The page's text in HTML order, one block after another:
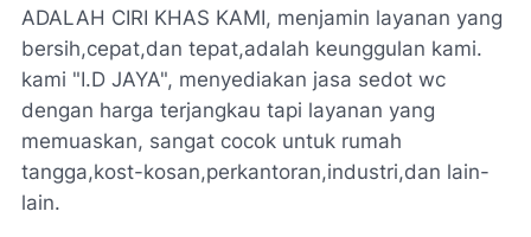
ADALAH CIRI KHAS KAMI, menjamin layanan yang
bersih,cepat,dan tepat,adalah keunggulan kami.
kami "I.D JAYA", menyediakan jasa sedot wc
dengan harga terjangkau tapi layanan yang
memuaskan, sangat cocok untuk rumah
tangga,kost-kosan,perkantoran,industri,dan lain-
lain.